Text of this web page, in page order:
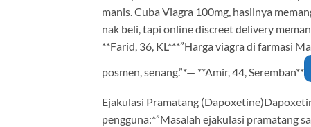
manis. Cuba Viagra 100mg, hasilnya
nak beli, tapi online discreet delivery
**Farid, 36, KL***”Harga viagra di farmasi
posmen, senang.”*— **Amir, 44, Seremban**
Ejakulasi Pramatang
pengguna:*”Masalah ejakulasi pramatang